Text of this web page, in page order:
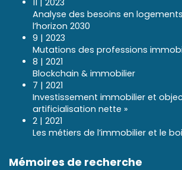
Analyse des besoins en
l’horizon 2030
9 | 2023
Mutations des professions
8 | 2021
Blockchain & immobilier
7 | 2021
Investissement immobilier et
artificialisation nette »
2 | 2021
Les métiers de l’immobilier et le
Mémoires de recherche